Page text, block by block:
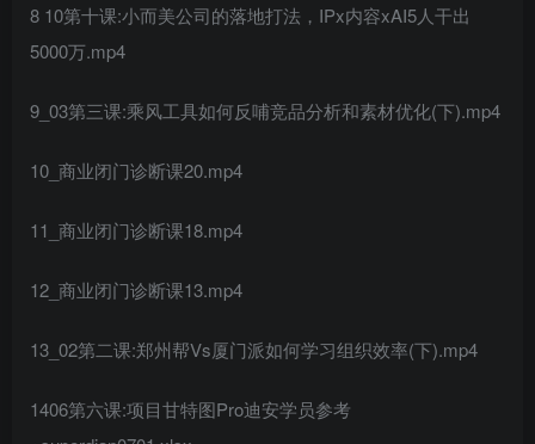
8 10第十课:小而美公司的落地打法，IPx内容xAI5人干出
5000万.mp4
9_03第三课:乘风工具如何反哺竞品分析和素材优化(下).mp4
10_商业闭门诊断课20.mp4
11_商业闭门诊断课18.mp4
12_商业闭门诊断课13.mp4
13_02第二课:郑州帮Vs厦门派如何学习组织效率(下).mp4
1406第六课:项目甘特图Pro迪安学员参考